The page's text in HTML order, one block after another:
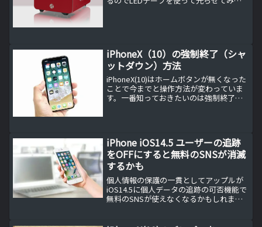
iPhoneX（10）の強制終了（シャ
ットダウン）方法
iPhoneX(10)はホームボタンが無くなった
ことで今までと操作方法が変わっていま
す。一番知っておきたいのは強制終了
iPhone iOS14.5 ユーザーの追跡
をOFFにすると無料のSNSが消滅
するかも
個人情報の保護の一貫としてアップルが
iOS14.5に個人データの追跡の可否機能で
無料のSNSが使えなくなるかもしれませ